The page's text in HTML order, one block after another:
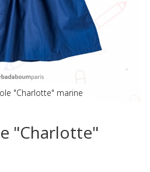
"Charlotte" marine
"Charlotte"